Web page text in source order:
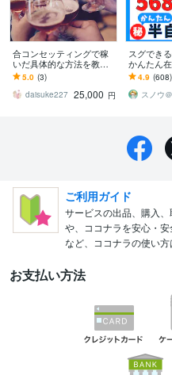
合コンセッティングで稼
いだ具体的な方法を教え
ます 副業でお金を稼ぎた
い人(50万円以上)におスス
メです！
5.0 (3)
daisuke227 25,000 円
スグでき
かんたん
す 大人気
材で初心
ンプル副業
4.9 (608)
ご利用ガイド
サービスの出品、購入
や、ココナラを安心・
など、ココナラの使い方
お支払い方法